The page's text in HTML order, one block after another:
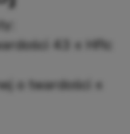
43 ≤ HRc
o twardości ≤